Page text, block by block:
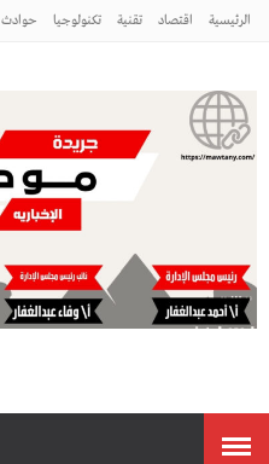
الرئيسية اقتصاد تقنية تكنولوجيا حوادث